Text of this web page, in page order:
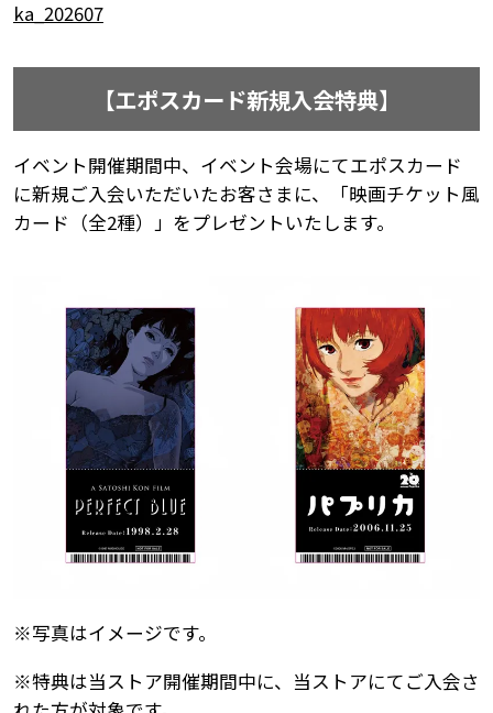
ka_202607
【エポスカード新規入会特典】
イベント開催期間中、イベント会場にてエポスカード
に新規ご入会いただいたお客さまに、「映画チケット風
カード（全2種）」をプレゼントいたします。
※写真はイメージです。
※特典は当ストア開催期間中に、当ストアにてご入会さ